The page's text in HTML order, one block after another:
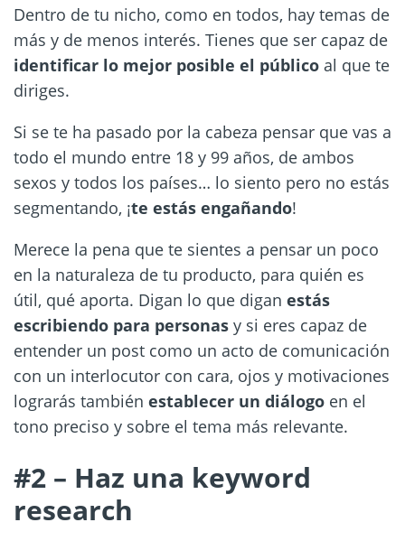
Dentro de tu nicho, como en todos, hay temas de
más y de menos interés. Tienes que ser capaz de
identificar lo mejor posible el público al que te
diriges.
Si se te ha pasado por la cabeza pensar que vas a
todo el mundo entre 18 y 99 años, de ambos
sexos y todos los países… lo siento pero no estás
segmentando, ¡te estás engañando!
Merece la pena que te sientes a pensar un poco
en la naturaleza de tu producto, para quién es
útil, qué aporta. Digan lo que digan estás
escribiendo para personas y si eres capaz de
entender un post como un acto de comunicación
con un interlocutor con cara, ojos y motivaciones
lograrás también establecer un diálogo en el
tono preciso y sobre el tema más relevante.
#2 – Haz una keyword
research